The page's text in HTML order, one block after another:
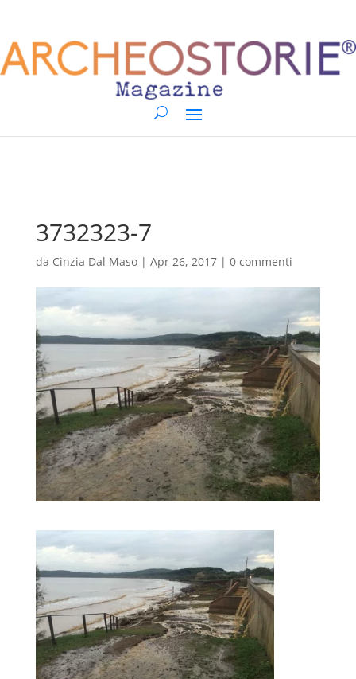
3732323-7
da Cinzia Dal Maso| Apr 26, 2017| 0 commenti